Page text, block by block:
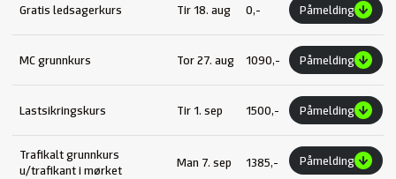
Gratis ledsagerkurs Tir 18. aug 0,- Påmelding
MC grunnkurs Tor 27. aug 1090,- Påmelding
Lastsikringskurs Tir 1. sep 1500,- Påmelding
Trafikalt grunnkurs
u/trafikant i mørket
Man 7. sep 1385,- Påmelding